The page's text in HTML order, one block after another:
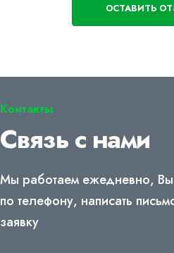
ОСТАВИТЬ
Контакты
Связь с нами
Мы работаем ежедневно, Вы
по телефону, написать
заявку